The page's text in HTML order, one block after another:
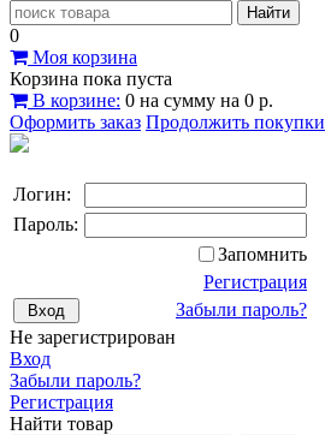
0
Моя корзина
Корзина пока пуста
В корзине: 0 на сумму на 0 р.
Оформить заказ Продолжить покупки
Логин:
Пароль:
Запомнить
Регистрация
Забыли пароль?
Не зарегистрирован
Вход
Забыли пароль?
Регистрация
Найти товар